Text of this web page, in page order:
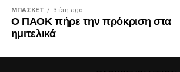
ΜΠΆΣΚΕΤ 3 έτη ago
Ο ΠΑΟΚ πήρε την πρόκριση στα
ημιτελικά